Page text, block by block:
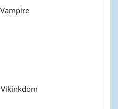
Vampire
Vikinkdom